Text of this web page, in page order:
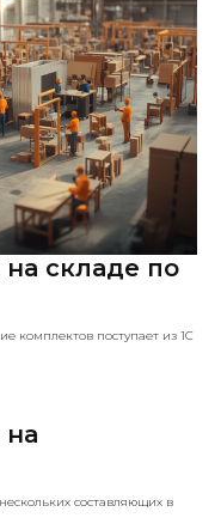
складе по
комплектов поступает из 1С
на
составляющих в